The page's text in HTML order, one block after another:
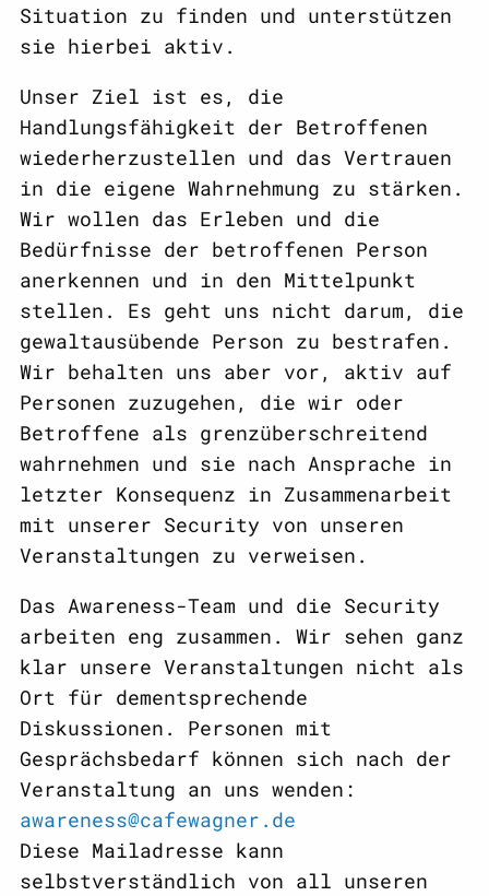
Situation zu finden und unterstützen
sie hierbei aktiv.
Unser Ziel ist es, die
Handlungsfähigkeit der Betroffenen
wiederherzustellen und das Vertrauen
in die eigene Wahrnehmung zu stärken.
Wir wollen das Erleben und die
Bedürfnisse der betroffenen Person
anerkennen und in den Mittelpunkt
stellen. Es geht uns nicht darum, die
gewaltausübende Person zu bestrafen.
Wir behalten uns aber vor, aktiv auf
Personen zuzugehen, die wir oder
Betroffene als grenzüberschreitend
wahrnehmen und sie nach Ansprache in
letzter Konsequenz in Zusammenarbeit
mit unserer Security von unseren
Veranstaltungen zu verweisen.
Das Awareness-Team und die Security
arbeiten eng zusammen. Wir sehen ganz
klar unsere Veranstaltungen nicht als
Ort für dementsprechende
Diskussionen. Personen mit
Gesprächsbedarf können sich nach der
Veranstaltung an uns wenden:
awareness@cafewagner.de
Diese Mailadresse kann
selbstverständlich von all unseren